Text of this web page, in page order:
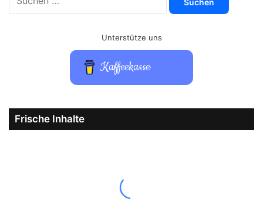
nach:
Unterstütze uns
Kaffeekasse
Frische Inhalte